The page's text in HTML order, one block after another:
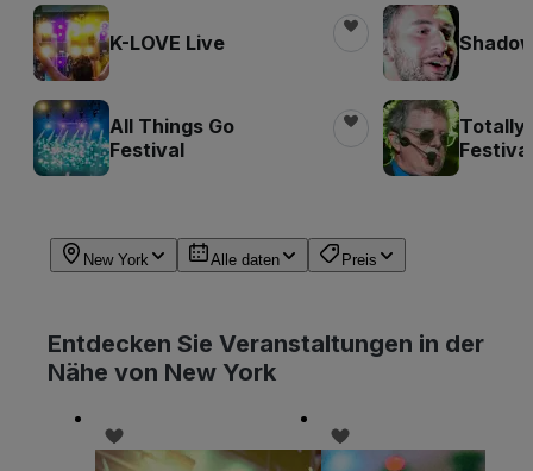
K-LOVE Live
All Things Go
Festival
Totally
Festival
New York Alle daten Preis
Entdecken Sie Veranstaltungen in der
Nähe von New York